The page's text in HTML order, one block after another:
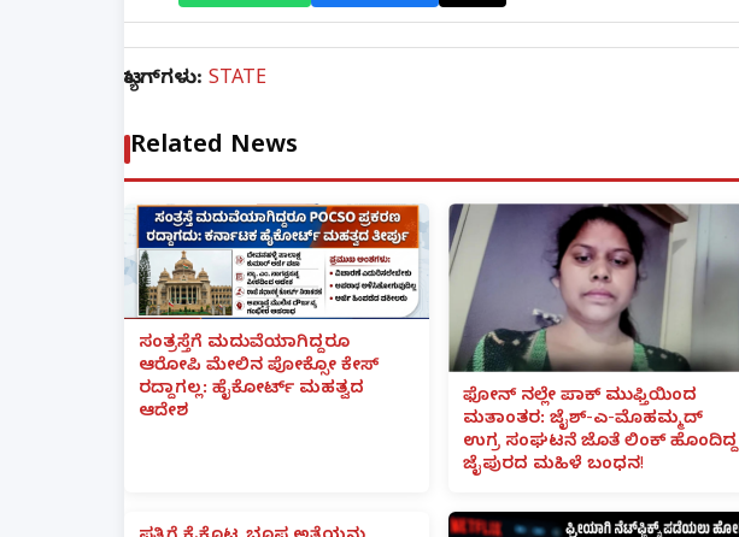
ಟ್ಯಾಗ್‌ಗಳು: STATE
Related News
ಸಂತ್ರಸ್ತೆಗೆ ಮದುವೆಯಾಗಿದ್ದರೂ
ಆರೋಪಿ ಮೇಲಿನ ಪೋಕ್ಸೋ ಕೇಸ್
ರದ್ದಾಗಲ್ಲ: ಹೈಕೋರ್ಟ್ ಮಹತ್ವದ
ಆದೇಶ
ಫೋನ್ ನಲ್ಲೇ ಪಾಕ್ ಮುಫ್ತಿಯಿಂದ
ಮತಾಂತರ: ಜೈಶ್-ಎ-ಮೊಹಮ್ಮದ್
ಉಗ್ರ ಸಂಘಟನೆ ಜೊತೆ ಲಿಂಕ್ ಹೊಂದಿದ್ದ
ಜೈಪುರದ ಮಹಿಳೆ ಬಂಧನ!